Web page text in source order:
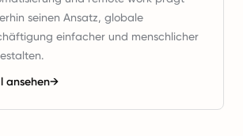
seinen Ansatz, globale
einfacher und menschlicher
ansehen→